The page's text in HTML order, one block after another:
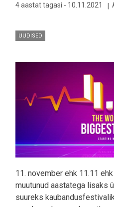
4 aastat tagasi - 10.11.2021
UUDISED
11. november ehk 11.11
muutunud aastatega lisaks
suureks